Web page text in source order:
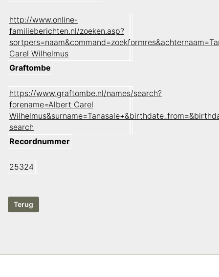
http://www.online-
familieberichten.nl/zoeken.asp?
Carel Wilhelmus
Graftombe
https://www.graftombe.nl/names/search?
forename=Albert Carel
search
Recordnummer
25324